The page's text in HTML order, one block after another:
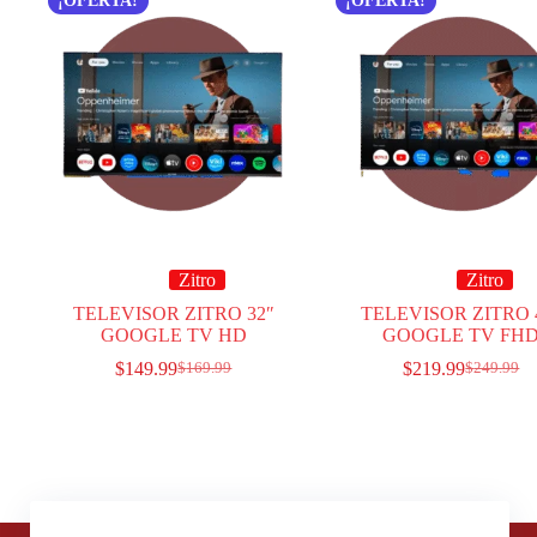
Zitro
TELEVISOR ZITRO 32″
GOOGLE TV HD
$169.99
$149.99
Zitro
TELEVISOR ZITRO
GOOGLE TV
$249.99
$219.99